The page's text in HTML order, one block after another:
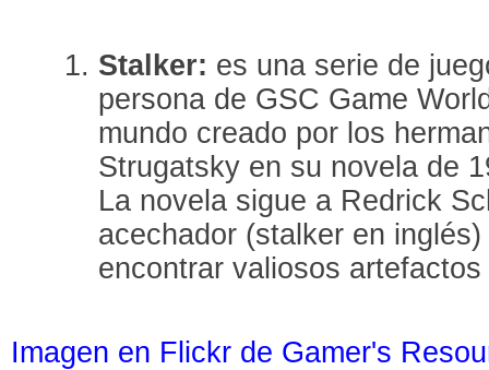
Stalker: es una serie de
persona de GSC Game
mundo creado por los
Strugatsky en su novela de
La novela sigue a Redrick
acechador (stalker en
encontrar valiosos
Imagen en Flickr de Gamer's